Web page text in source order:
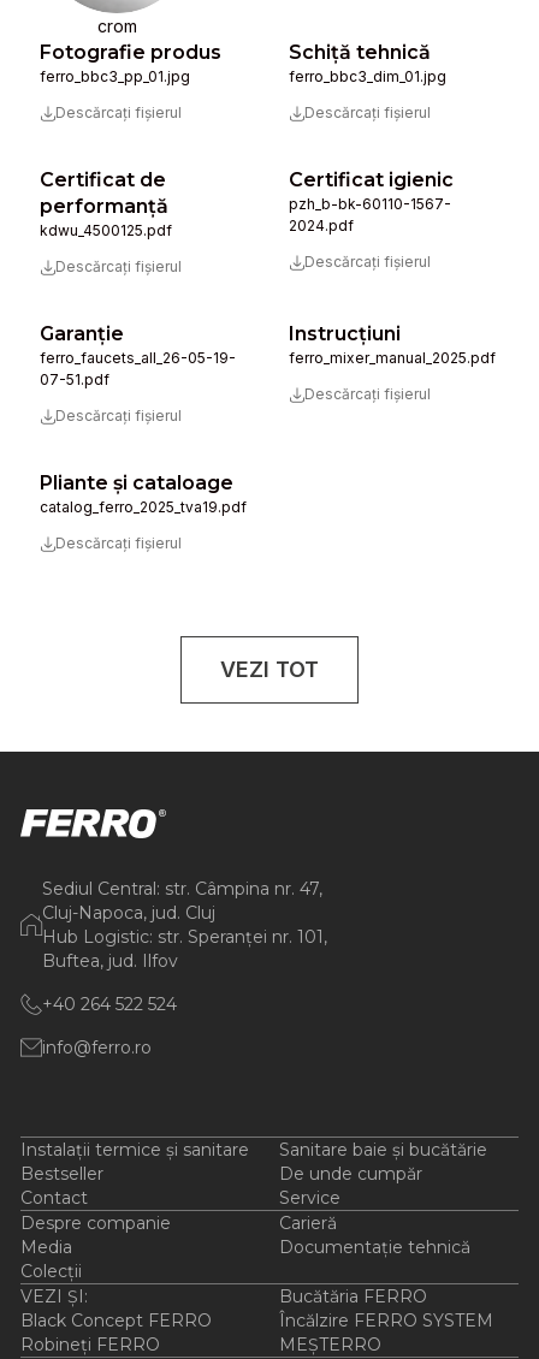
crom
Fotografie produs
ferro_bbc3_pp_01.jpg
Descărcați fișierul
Schiță tehnică
ferro_bbc3_dim_01.jpg
Descărcați fișierul
Certificat de
performanță
kdwu_4500125.pdf
Descărcați fișierul
Certificat igienic
pzh_b-bk-60110-1567-
2024.pdf
Descărcați fișierul
Garanție
ferro_faucets_all_26-05-19-
07-51.pdf
Descărcați fișierul
Instrucţiuni
ferro_mixer_manual_2025.pdf
Descărcați fișierul
Pliante și cataloage
catalog_ferro_2025_tva19.pdf
Descărcați fișierul
VEZI TOT
Sediul Central: str. Câmpina nr. 47,
Cluj-Napoca, jud. Cluj
Hub Logistic: str. Speranței nr. 101,
Buftea, jud. Ilfov
+40 264 522 524
info@ferro.ro
Instalații termice și sanitare
Sanitare baie și bucătărie
Bestseller
De unde cumpăr
Contact
Service
Despre companie
Carieră
Media
Documentație tehnică
Colecții
VEZI ȘI:
Bucătăria FERRO
Black Concept FERRO
Încălzire FERRO SYSTEM
Robineți FERRO
MEȘTERRO